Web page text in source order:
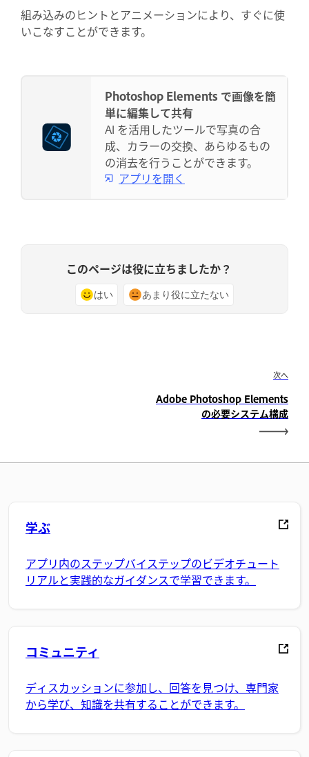
組み込みのヒントとアニメーションにより、すぐに使
いこなすことができます。
Photoshop Elements で画像を簡
単に編集して共有
AI を活用したツールで写真の合
成、カラーの交換、あらゆるもの
の消去を行うことができます。
アプリを開く
このページは役に立ちましたか？
はい あまり役に立たない
次へ
Adobe Photoshop Elements
の必要システム構成
学ぶ
アプリ内のステップバイステップのビデオチュート
リアルと実践的なガイダンスで学習できます。
コミュニティ
ディスカッションに参加し、回答を見つけ、専門家
から学び、知識を共有することができます。